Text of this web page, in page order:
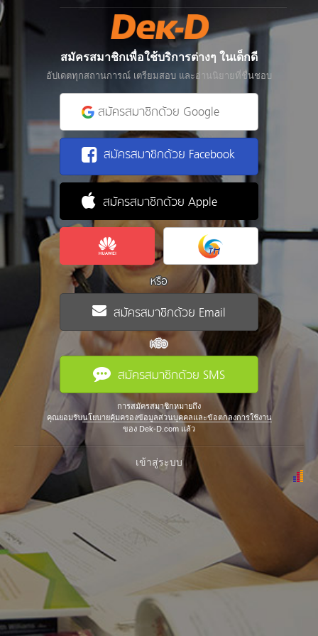
สมัครสมาชิกเพื่อใช้บริการต่างๆ ในเด็กดี
อัปเดตทุกสถานการณ์ เตรียมสอบ และอ่านนิยายที่ชื่นชอบ
สมัครสมาชิกด้วย Google
สมัครสมาชิกด้วย Facebook
สมัครสมาชิกด้วย Apple
หรือ
สมัครสมาชิกด้วย Email
หรือ
สมัครสมาชิกด้วย SMS
การสมัครสมาชิกหมายถึง
คุณยอมรับนโยบายคุ้มครองข้อมูลส่วนบุคคลและข้อตกลงการใช้งาน
ของ Dek-D.com แล้ว
เข้าสู่ระบบ